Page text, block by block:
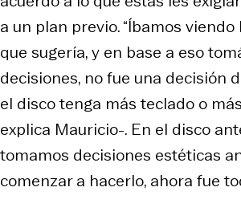
a un plan previo. “Íbamos viendo
que sugería, y en base a eso
decisiones, no fue una decisión
el disco tenga más teclado o
explica Mauricio-. En el disco
tomamos decisiones estéticas
comenzar a hacerlo, ahora fue